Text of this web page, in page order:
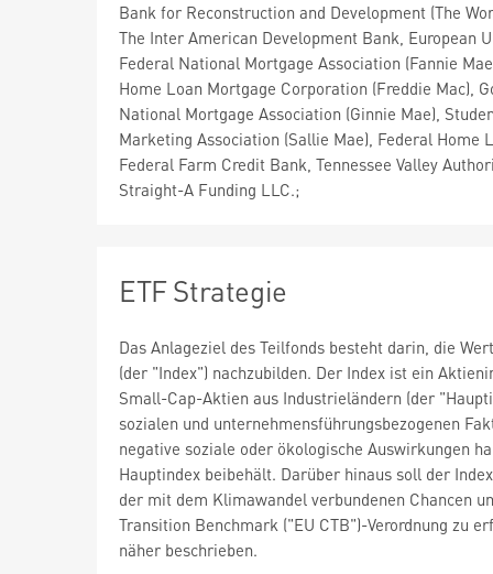
Bank for Reconstruction and Development (The
The Inter American Development Bank, European
Federal National Mortgage Association (Fannie
Home Loan Mortgage Corporation (Freddie Mac),
National Mortgage Association (Ginnie Mae),
Marketing Association (Sallie Mae), Federal Home
Federal Farm Credit Bank, Tennessee Valley
Straight-A Funding LLC.;
ETF Strategie
Das Anlageziel des Teilfonds besteht darin, die
(der "Index") nachzubilden. Der Index ist ein
Small-Cap-Aktien aus Industrieländern (der
sozialen und unternehmensführungsbezogenen
negative soziale oder ökologische Auswirkungen
Hauptindex beibehält. Darüber hinaus soll der
der mit dem Klimawandel verbundenen Chancen
Transition Benchmark ("EU CTB")-Verordnung zu
näher beschrieben.